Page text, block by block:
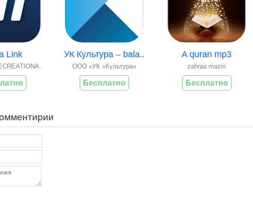
Link УК Культура – bala..
ООО «УК «Культура»
Бесплатно
A quran mp3
zahraa mazin
Бесплатно